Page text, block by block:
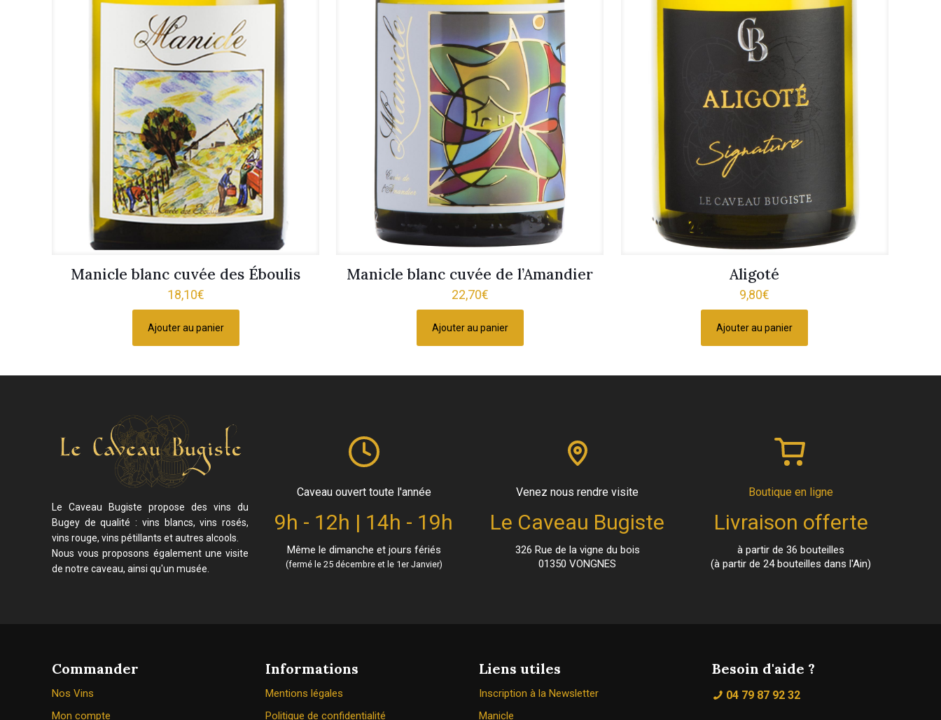
Manicle blanc cuvée des Éboulis
18,10€
Ajouter au panier
Manicle blanc cuvée de l’Amandier
22,70€
Ajouter au panier
Aligoté
9,80€
Ajouter au panier
Le Caveau Bugiste propose des vins du
Bugey de qualité : vins blancs, vins rosés,
vins rouge, vins pétillants et autres alcools.
Nous vous proposons également une visite
de notre caveau, ainsi qu'un musée.
Caveau ouvert toute l'année
9h - 12h | 14h - 19h
Même le dimanche et jours fériés
(fermé le 25 décembre et le 1er Janvier)
Venez nous rendre visite
Le Caveau Bugiste
326 Rue de la vigne du bois
01350 VONGNES
Boutique en ligne
Livraison offerte
à partir de 36 bouteilles
(à partir de 24 bouteilles dans l'Ain)
Commander
Nos Vins
Mon compte
Informations
Mentions légales
Politique de confidentialité
Liens utiles
Inscription à la Newsletter
Manicle
Besoin d'aide ?
04 79 87 92 32